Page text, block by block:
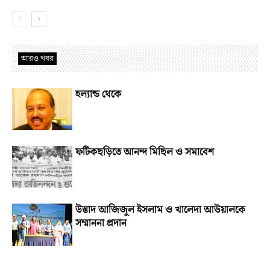
আরও খবর
হল্যান্ড থেকে
ফটিকছড়িতে আনন্দ মিছিল ও সমাবেশ
উস্তাদ আজিজুল ইসলাম ও খালেদা আউয়ালকে
সম্মাননা প্রদান